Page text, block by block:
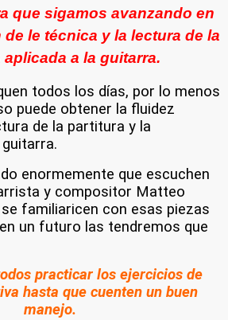
que sigamos avanzando en
le técnica y la lectura de la
a la guitarra.
todos los días, por lo menos
puede obtener la fluidez
de la partitura y la
enormemente que escuchen
y compositor Matteo
familiaricen con esas piezas
un futuro las tendremos que
practicar los ejercicios de
hasta que cuenten un buen
manejo.